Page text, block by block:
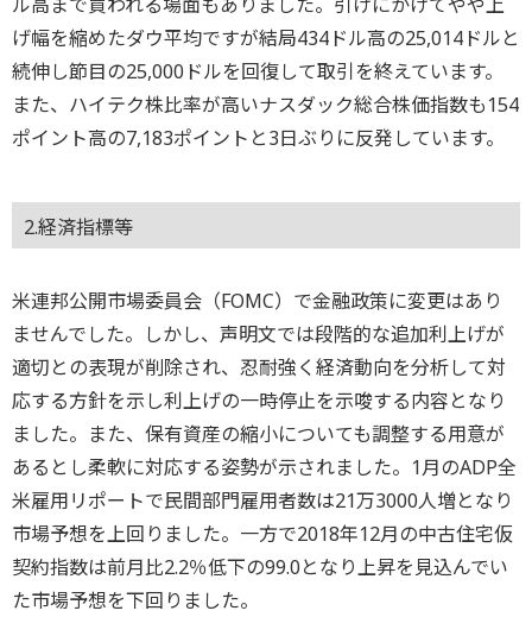
げ幅を縮めたダウ平均ですが結局434ドル高の25,014ドルと
続伸し節目の25,000ドルを回復して取引を終えています。
また、ハイテク株比率が高いナスダック総合株価指数も154
ポイント高の7,183ポイントと3日ぶりに反発しています。
2.経済指標等
米連邦公開市場委員会（FOMC）で金融政策に変更はあり
ませんでした。しかし、声明文では段階的な追加利上げが
適切との表現が削除され、忍耐強く経済動向を分析して対
応する方針を示し利上げの一時停止を示唆する内容となり
ました。また、保有資産の縮小についても調整する用意が
あるとし柔軟に対応する姿勢が示されました。1月のADP全
米雇用リポートで民間部門雇用者数は21万3000人増となり
市場予想を上回りました。一方で2018年12月の中古住宅仮
契約指数は前月比2.2％低下の99.0となり上昇を見込んでい
た市場予想を下回りました。